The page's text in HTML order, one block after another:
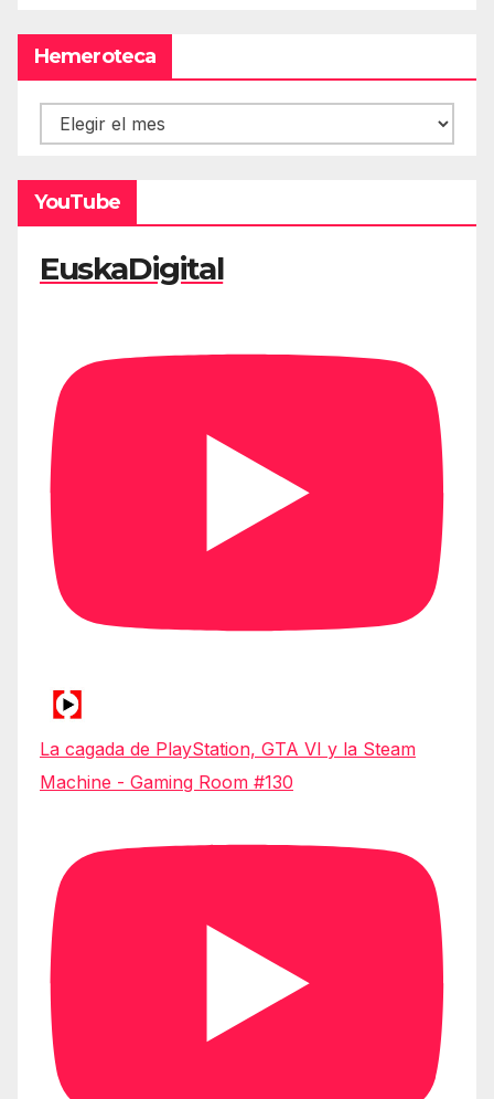
Hemeroteca
Hemeroteca
YouTube
EuskaDigital
La cagada de PlayStation, GTA VI y la Steam
Machine - Gaming Room #130